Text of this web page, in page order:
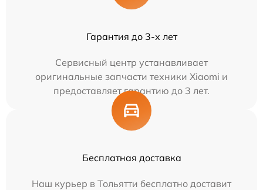
Гарантия до 3-х лет
Сервисный центр устанавливает
оригинальные запчасти техники Xiaomi и
предоставляет гарантию до 3 лет.
Бесплатная доставка
Наш курьер в Тольятти бесплатно доставит